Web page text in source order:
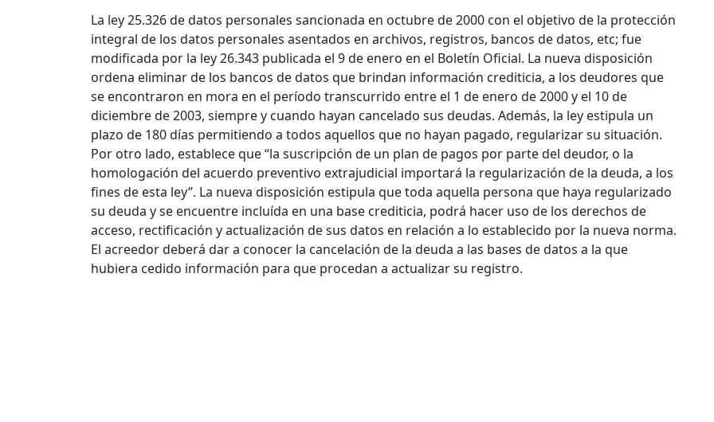
La ley 25.326 de datos personales sancionada en octubre de 2000 con el objetivo de la protección
integral de los datos personales asentados en archivos, registros, bancos de datos, etc; fue
modificada por la ley 26.343 publicada el 9 de enero en el Boletín Oficial. La nueva disposición
ordena eliminar de los bancos de datos que brindan información crediticia, a los deudores que
se encontraron en mora en el período transcurrido entre el 1 de enero de 2000 y el 10 de
diciembre de 2003, siempre y cuando hayan cancelado sus deudas. Además, la ley estipula un
plazo de 180 días permitiendo a todos aquellos que no hayan pagado, regularizar su situación.
Por otro lado, establece que “la suscripción de un plan de pagos por parte del deudor, o la
homologación del acuerdo preventivo extrajudicial importará la regularización de la deuda, a los
fines de esta ley”. La nueva disposición estipula que toda aquella persona que haya regularizado
su deuda y se encuentre incluída en una base crediticia, podrá hacer uso de los derechos de
acceso, rectificación y actualización de sus datos en relación a lo establecido por la nueva norma.
El acreedor deberá dar a conocer la cancelación de la deuda a las bases de datos a la que
hubiera cedido información para que procedan a actualizar su registro.